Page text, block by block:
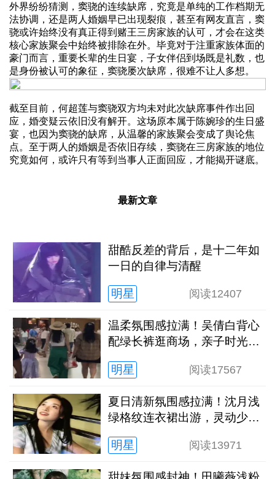
外界纷纷猜测，窦骁的连续缺席，究竟是单纯的工作档期无
法协调，还是两人婚姻早已出现裂痕，甚至有网友直言，窦
骁或许始终没有真正得到赌王三房家族的认可，才会在这类
核心家族聚会中始终被排除在外。毕竟对于注重家族体面的
豪门而言，重要长辈的生日宴，子女伴侣到场既是礼数，也
是身份被认可的象征，窦骁屡次缺席，很难不让人多想。
截至目前，何超莲与窦骁双方均未对此次缺席事件作出回
应，婚变疑云依旧没有解开。这场原本属于陈婉珍的生日盛
宴，也因为窦骁的缺席，从温馨的家族聚会变成了舆论焦
点。至于两人的婚姻是否依旧存续，窦骁在三房家族的地位
究竟如何，或许只有等到当事人正面回应，才能揭开谜底。
最新文章
甜酷反差的背后，是十二年如
一日的自律与清醒
明星 阅读12407
温柔氛围感拉满！吴倩白背心
配绿长裤逛商场，亲子时光松
明星
阅读17567
夏日清新氛围感拉满！沈月浅
绿格纹连衣裙出游，灵动少女
明星
阅读13971